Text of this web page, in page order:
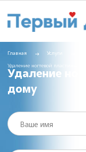
Главная Услуги
Удаление ногтевой пластины на
Удаление
дому
Ваше имя